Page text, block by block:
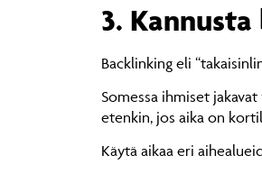
3.
Backlinking eli
Somessa ihmiset
etenkin, jos aika on
Käytä aikaa eri